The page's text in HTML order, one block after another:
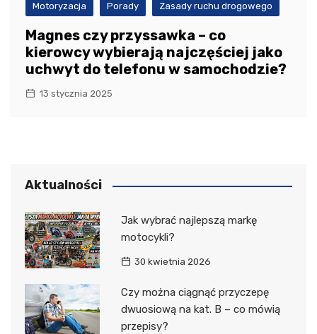
Motoryzacja Porady Zasady ruchu drogowego
Magnes czy przyssawka – co
kierowcy wybierają najczęściej jako
uchwyt do telefonu w samochodzie?
13 stycznia 2025
Aktualności
Jak wybrać najlepszą markę
motocykli?
30 kwietnia 2026
Czy można ciągnąć przyczepę
dwuosiową na kat. B – co mówią
przepisy?